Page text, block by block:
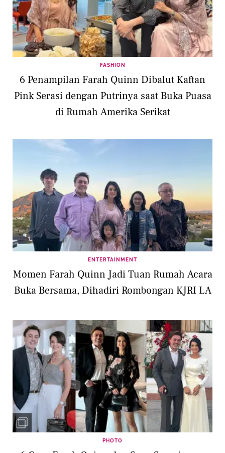
FASHION
6 Penampilan Farah Quinn Dibalut Kaftan
Pink Serasi dengan Putrinya saat Buka Puasa
di Rumah Amerika Serikat
ENTERTAINMENT
Momen Farah Quinn Jadi Tuan Rumah Acara
Buka Bersama, Dihadiri Rombongan KJRI LA
PHOTO